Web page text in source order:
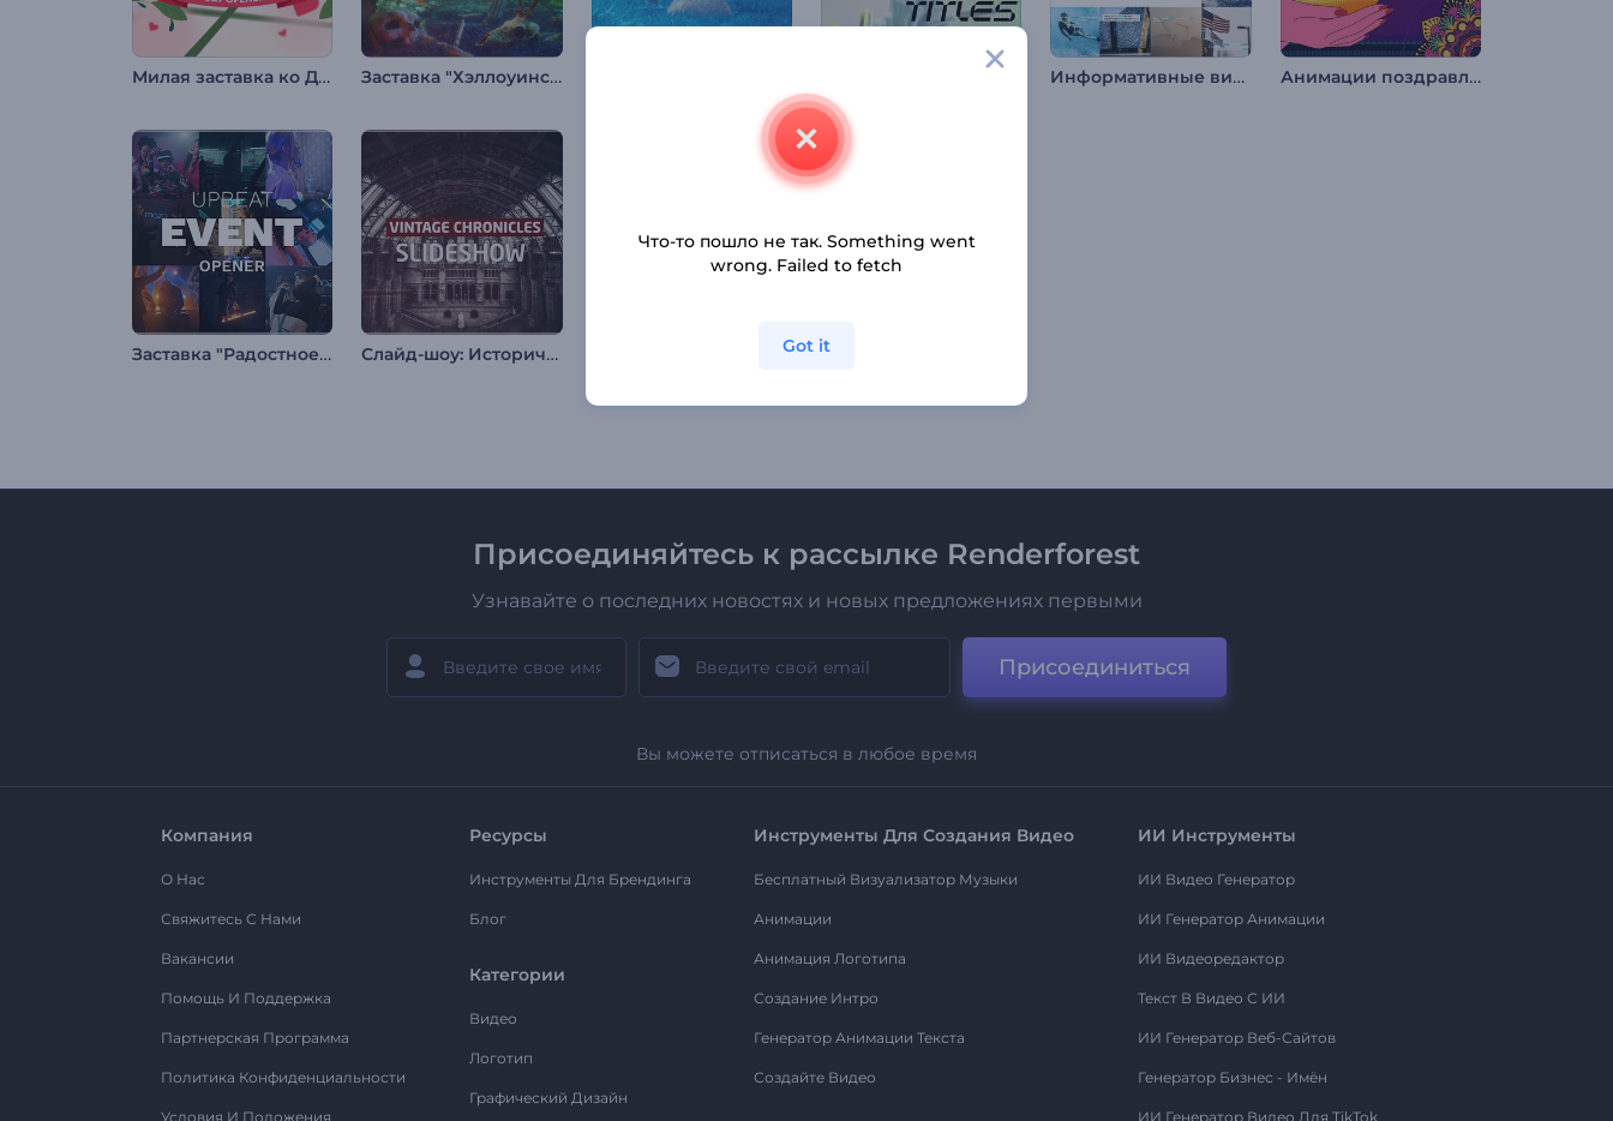
Милая заставка ко Дню св. Валентина Заставка "Хэллоуинский кошмар" Информативные видео для соцсетей Анимации поздравления с Дивали
Заставка "Радостное мероприятие" Слайд-шоу: Исторические хроники Новогодняя заставка: Снежный шар С Новым годом!
Присоединяйтесь к рассылке Renderforest
Узнавайте о последних новостях и новых предложениях первыми
Присоединиться
Вы можете отписаться в любое время
Компания
О Нас
Свяжитесь С Нами
Вакансии
Помощь И Поддержка
Партнерская Программа
Политика Конфиденциальности
Условия И Положения
Ресурсы
Инструменты Для Брендинга
Блог
Категории
Видео
Логотип
Графический Дизайн
Инструменты Для Создания Видео
Бесплатный Визуализатор Музыки
Анимации
Анимация Логотипа
Создание Интро
Генератор Анимации Текста
Создайте Видео
ИИ Инструменты
ИИ Видео Генератор
ИИ Генератор Анимации
ИИ Видеоредактор
Текст В Видео С ИИ
ИИ Генератор Веб-Сайтов
Генератор Бизнес - Имён
ИИ Генератор Видео Для TikTok
Что-то пошло не так. Something went
wrong. Failed to fetch
Got it